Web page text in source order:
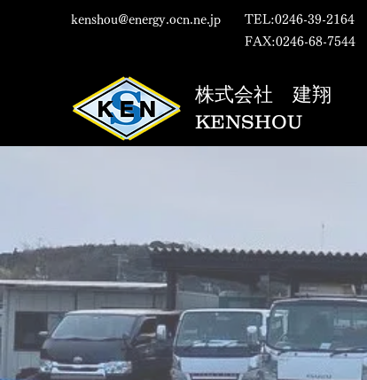
kenshou@energy.ocn.ne.jp
TEL:0246-39-2164
FAX:0246-68-7544
株式会社 建翔
KENSHOU